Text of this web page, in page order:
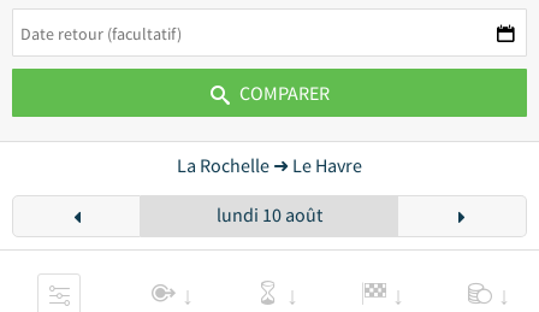
COMPARER
La Rochelle ➜ Le Havre
lundi 10 août